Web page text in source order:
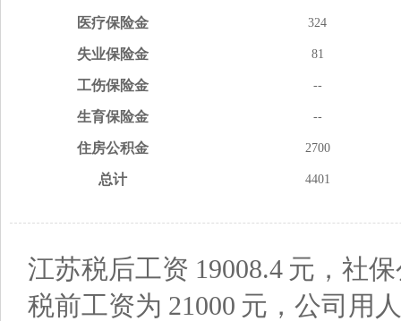
医疗保险金 324
失业保险金 81
工伤保险金 --
生育保险金 --
住房公积金 2700
总计 4401
江苏税后工资 19008.4元，社保
税前工资为 21000 元，公司用